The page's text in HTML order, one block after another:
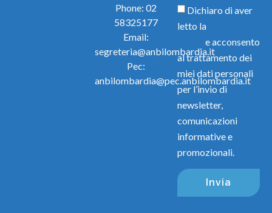
Phone: 02
58325177
Email:
segreteria@anbilombardia.it
Pec:
anbilombardia@pec.anbilombardia.it
Dichiaro di aver
letto la
e acconsento
al trattamento dei
miei dati personali
per l’invio di
newsletter,
comunicazioni
informative e
promozionali.
Invia